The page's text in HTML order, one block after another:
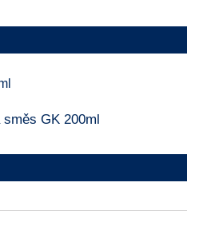
GK 200ml